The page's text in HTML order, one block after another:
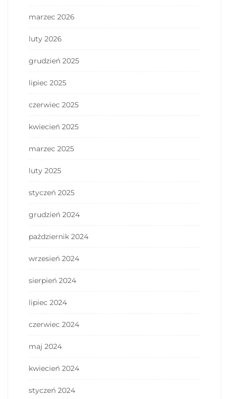
marzec 2026
luty 2026
grudzień 2025
lipiec 2025
czerwiec 2025
kwiecień 2025
marzec 2025
luty 2025
styczeń 2025
grudzień 2024
październik 2024
wrzesień 2024
sierpień 2024
lipiec 2024
czerwiec 2024
maj 2024
kwiecień 2024
styczeń 2024